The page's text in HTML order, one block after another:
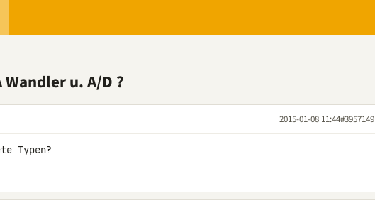
u. A/D ?
2015-01-08 11:44#3957149
Typen?